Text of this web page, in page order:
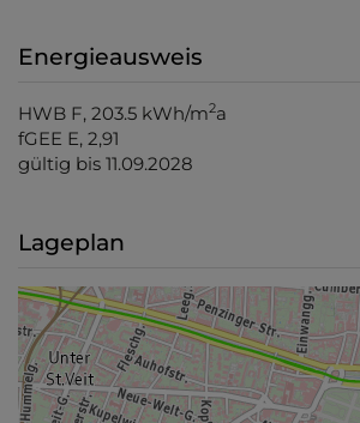
Energieausweis
HWB F, 203.5 kWh/m2a
fGEE E, 2,91
gültig bis 11.09.2028
Lageplan